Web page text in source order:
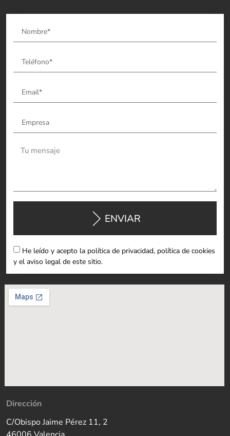
He leído y acepto la política de privacidad, política de cookies
y el aviso legal de este sitio.
ENVIAR
Dirección
C/Obispo Jaime Pérez 11, 2